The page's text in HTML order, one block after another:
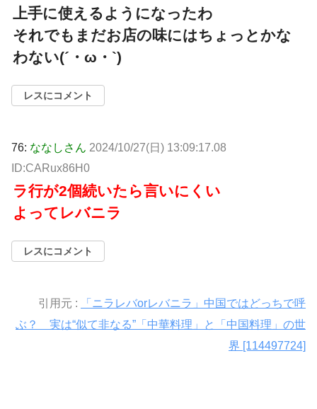
上手に使えるようになったわ
それでもまだお店の味にはちょっとかな
わない(´・ω・`)
レスにコメント
76: ななしさん 2024/10/27(日) 13:09:17.08
ID:CARux86H0
ラ行が2個続いたら言いにくい
よってレバニラ
レスにコメント
引用元 :
「ニラレバorレバニラ」中国ではどっちで呼
ぶ？ 実は“似て非なる”「中華料理」と「中国料理」の世
界 [114497724]